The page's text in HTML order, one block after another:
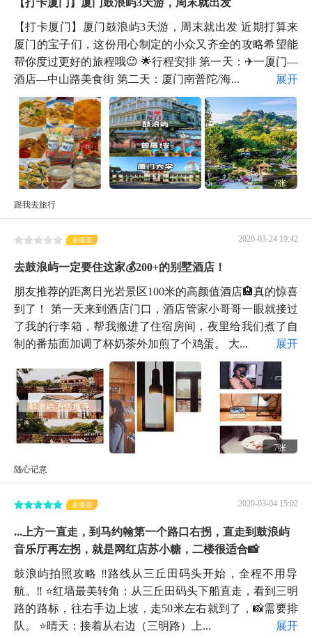
【打卡厦门】厦门鼓浪屿3天游，周末就出发 近期打算来
厦门的宝子们，这份用心制定的小众又齐全的攻略希望能
帮你度过更好的旅程哦😉 🌟行程安排 第一天：✈一厦门—
酒店—中山路美食街 第二天：厦门南普陀/海...
展开
7张
跟我去旅行
2020-03-24 19:42
金骆驼
去鼓浪屿一定要住这家💰200+的别墅酒店！
朋友推荐的距离日光岩景区100米的高颜值酒店🏨真的惊喜
到了！ 第一天来到酒店门口，酒店管家小哥哥一眼就接过
了我的行李箱，帮我搬进了住宿房间，夜里给我们煮了自
制的番茄面加调了杯奶茶外加煎了个鸡蛋。 大...
展开
7张
随心记意
2020-03-04 15:02
金骆驼
...上方一直走，到马约翰第一个路口右拐，直走到鼓浪屿
音乐厅再左拐，就是网红店苏小糖，二楼很适合📸
鼓浪屿拍照攻略 ‼️路线从三丘田码头开始，全程不用导
航。‼️ ⭐️红墙最美转角：从三丘田码头下船直走，看到三明
路的路标，往右手边上坡，走50米左右就到了，📸需要排
队。 ⭐️晴天：接着从右边（三明路）上...
展开